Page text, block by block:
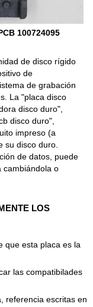
100724095
de disco rígido
de
de grabación
La "placa disco
disco duro",
disco duro",
impreso (a
su disco duro.
de datos, puede
cambiándola o
LOS
que esta placa es la
las compatibilades
referencia escritas en